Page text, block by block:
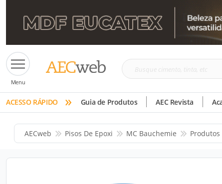
Menu
Busque
tinta,
etc
ACESSO RÁPIDO » Guia de Produtos AEC Revista
AECweb Pisos De Epoxi MC Bauchemie Produtos